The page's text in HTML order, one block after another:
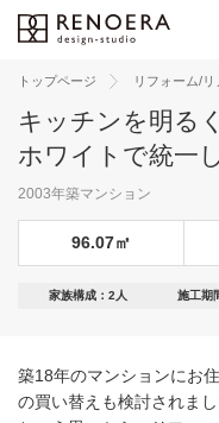
トップページ リフォーム/
キッチンを明る
ホワイトで統一
2003年築マンション
96.07㎡
家族構成：2人 施工期
築18年のマンションにお
の買い替えも検討されま